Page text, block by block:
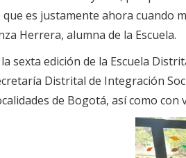
que es justamente ahora cuando
Herrera, alumna de la Escuela.
la sexta edición de la Escuela
Distrital de Integración
de Bogotá, así como con